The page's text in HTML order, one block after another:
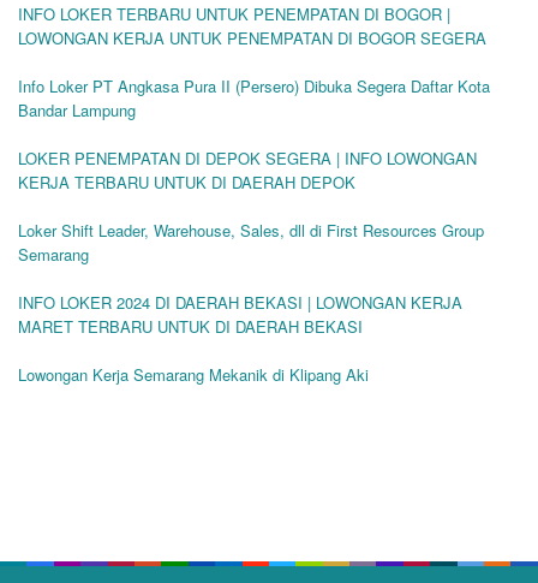
INFO LOKER TERBARU UNTUK PENEMPATAN DI BOGOR |
LOWONGAN KERJA UNTUK PENEMPATAN DI BOGOR SEGERA
Info Loker PT Angkasa Pura II (Persero) Dibuka Segera Daftar Kota
Bandar Lampung
LOKER PENEMPATAN DI DEPOK SEGERA | INFO LOWONGAN
KERJA TERBARU UNTUK DI DAERAH DEPOK
Loker Shift Leader, Warehouse, Sales, dll di First Resources Group
Semarang
INFO LOKER 2024 DI DAERAH BEKASI | LOWONGAN KERJA
MARET TERBARU UNTUK DI DAERAH BEKASI
Lowongan Kerja Semarang Mekanik di Klipang Aki